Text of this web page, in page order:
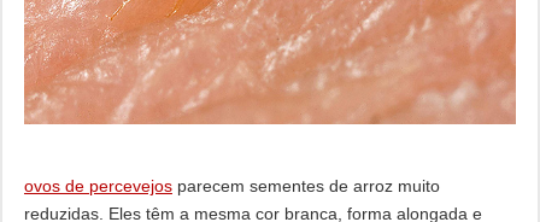
ovos de percevejosparecem sementes de arroz muito
reduzidas. Eles têm a mesma cor branca, forma alongada e